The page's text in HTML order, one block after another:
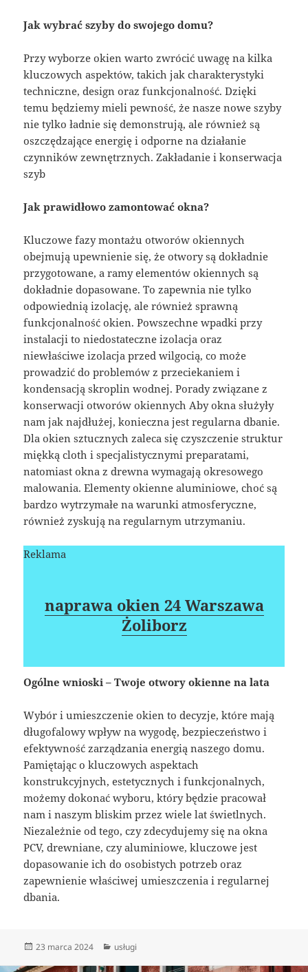
Jak wybrać szyby do swojego domu?
Przy wyborze okien warto zwrócić uwagę na kilka
kluczowych aspektów, takich jak charakterystyki
techniczne, design oraz funkcjonalność. Dzięki
temu będziemy mieli pewność, że nasze nowe szyby
nie tylko ładnie się demonstrują, ale również są
oszczędzające energię i odporne na działanie
czynników zewnętrznych. Zakładanie i konserwacja
szyb
Jak prawidłowo zamontować okna?
Kluczowe fazy montażu otworów okiennych
obejmują upewnienie się, że otwory są dokładnie
przygotowane, a ramy elementów okiennych są
dokładnie dopasowane. To zapewnia nie tylko
odpowiednią izolację, ale również sprawną
funkcjonalność okien. Powszechne wpadki przy
instalacji to niedostateczne izolacja oraz
niewłaściwe izolacja przed wilgocią, co może
prowadzić do problemów z przeciekaniem i
kondensacją skroplin wodnej. Porady związane z
konserwacji otworów okiennych Aby okna służyły
nam jak najdłużej, konieczna jest regularna dbanie.
Dla okien sztucznych zaleca się czyszczenie struktur
miękką cloth i specjalistycznymi preparatami,
natomiast okna z drewna wymagają okresowego
malowania. Elementy okienne aluminiowe, choć są
bardzo wytrzymałe na warunki atmosferyczne,
również zyskują na regularnym utrzymaniu.
Reklama
naprawa okien 24 Warszawa
Żoliborz
Ogólne wnioski – Twoje otwory okienne na lata
Wybór i umieszczenie okien to decyzje, które mają
długofalowy wpływ na wygodę, bezpieczeństwo i
efektywność zarządzania energią naszego domu.
Pamiętając o kluczowych aspektach
konstrukcyjnych, estetycznych i funkcjonalnych,
możemy dokonać wyboru, który będzie pracował
nam i naszym bliskim przez wiele lat świetlnych.
Niezależnie od tego, czy zdecydujemy się na okna
PCV, drewniane, czy aluminiowe, kluczowe jest
dopasowanie ich do osobistych potrzeb oraz
zapewnienie właściwej umieszczenia i regularnej
dbania.
Data
23 marca 2024 Kategorie
usługi